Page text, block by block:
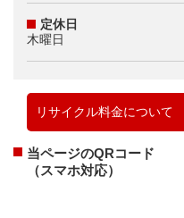
定休日
木曜日
リサイクル料金について
当ページのQRコード
（スマホ対応）